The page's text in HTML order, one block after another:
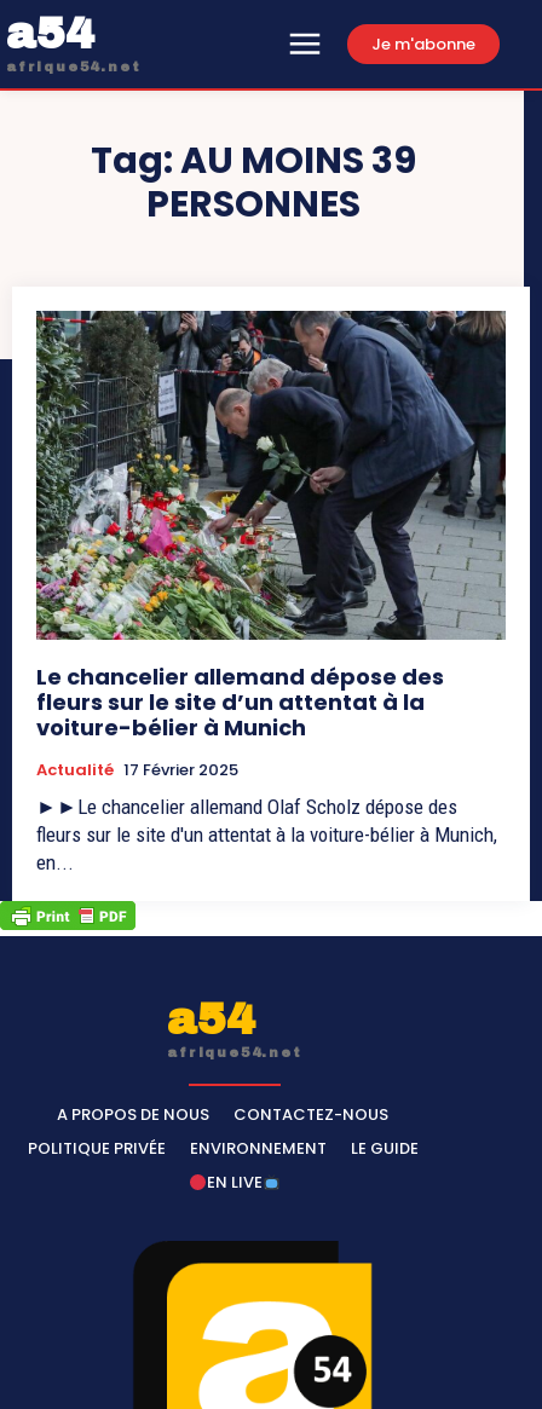
a54
afrique54.net
Je m'abonne
Tag:AU MOINS 39
PERSONNES
Le chancelier allemand dépose des
fleurs sur le site d’un attentat à la
voiture-bélier à Munich
Actualité 17 Février 2025
►►Le chancelier allemand Olaf Scholz dépose des
fleurs sur le site d'un attentat à la voiture-bélier à Munich,
en...
a54
afrique54.net
A PROPOS DE NOUS
CONTACTEZ-NOUS
POLITIQUE PRIVÉE
ENVIRONNEMENT
LE GUIDE
EN LIVE